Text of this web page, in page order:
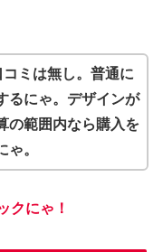
ミは無し。普通に
るにゃ。デザインが
の範囲内なら購入を
。
クにゃ！